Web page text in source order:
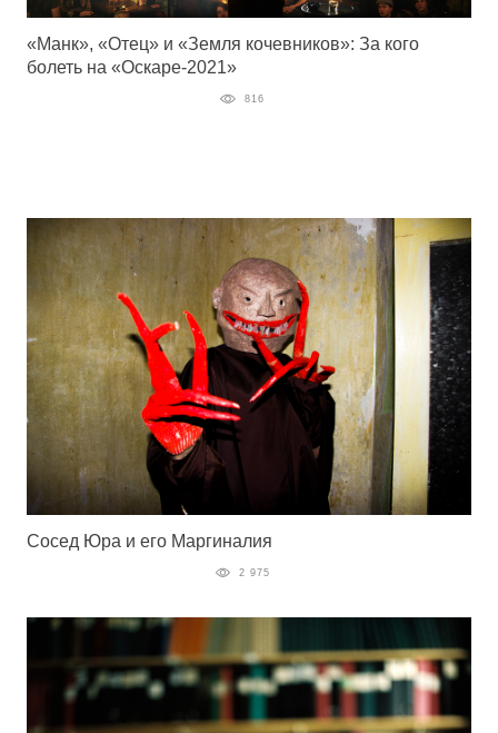
«Манк», «Отец» и «Земля кочевников»: За кого
болеть на «Оскаре-2021»
816
Сосед Юра и его Маргиналия
2 975